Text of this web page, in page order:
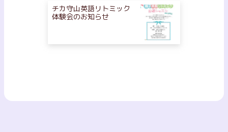
チカ守山英語リトミック
体験会のお知らせ